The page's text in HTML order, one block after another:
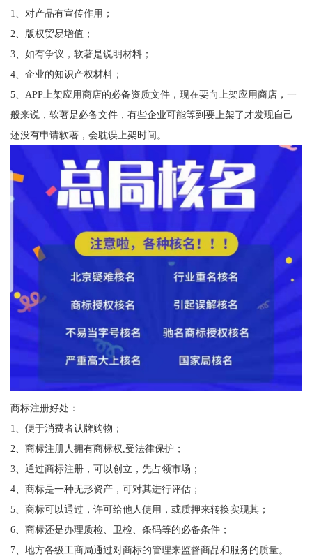
1、对产品有宣传作用；
2、版权贸易增值；
3、如有争议，软著是说明材料；
4、企业的知识产权材料；
5、APP上架应用商店的必备资质文件，现在要向上架应用商店，一
般来说，软著是必备文件，有些企业可能等到要上架了才发现自己
还没有申请软著，会耽误上架时间。
商标注册好处：
1、便于消费者认牌购物；
2、商标注册人拥有商标权,受法律保护；
3、通过商标注册，可以创立，先占领市场；
4、商标是一种无形资产，可对其进行评估；
5、商标可以通过，许可给他人使用，或质押来转换实现其；
6、商标还是办理质检、卫检、条码等的必备条件；
7、地方各级工商局通过对商标的管理来监督商品和服务的质量。